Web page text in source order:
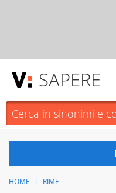
SAPERE
HOME RIME